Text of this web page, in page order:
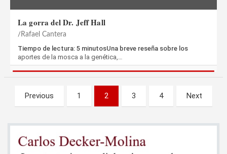
La gorra del Dr. Jeff Hall
Rafael Cantera
Tiempo de lectura: 5 minutosUna breve reseña sobre los
aportes de la mosca a la genética,…
Paginación
de
entradas
Previous 1 2 3 4 Next